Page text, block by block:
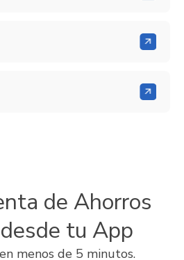
de Ahorros
tu App
menos de 5 minutos.